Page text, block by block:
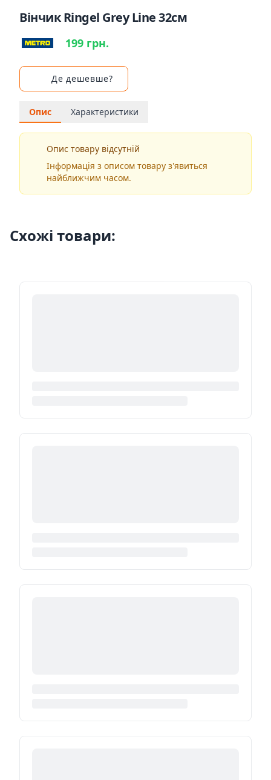
Вінчик Ringel Grey Line 32см
199 грн.
Де дешевше?
Опис Характеристики
Опис товару відсутній
Інформація з описом товару з'явиться
найближчим часом.
Схожі товари: